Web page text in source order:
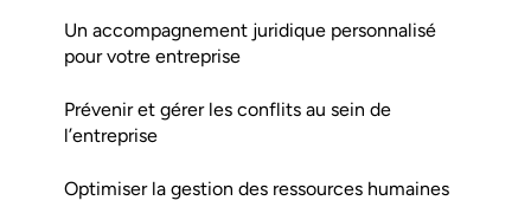
Un accompagnement juridique personnalisé
pour votre entreprise
Prévenir et gérer les conflits au sein de
l’entreprise
Optimiser la gestion des ressources humaines